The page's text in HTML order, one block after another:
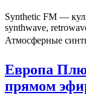
Synthetic FM —
synthwave,
Атмосферные
Европа
прямом